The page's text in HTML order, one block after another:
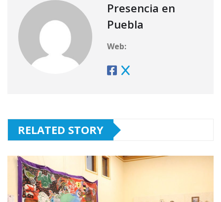
Presencia en
Puebla
Web:
RELATED STORY